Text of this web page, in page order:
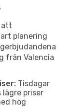
att
planering
från Valencia
Tisdagar
priser
hög